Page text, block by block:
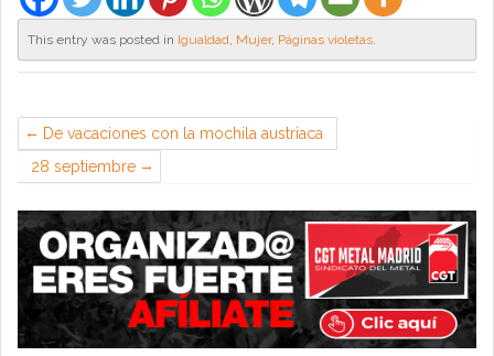
This entry was posted in Igualdad, Mujer, Páginas violetas.
De vacaciones con la mochila austriaca
28 septiembre